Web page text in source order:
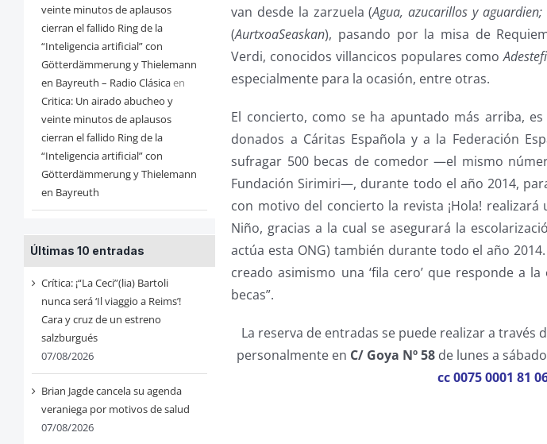
veinte minutos de aplausos
cierran el fallido Ring de la
“Inteligencia artificial” con
Götterdämmerung y Thielemann
en Bayreuth – Radio Clásicaen
Critica: Un airado abucheo y
veinte minutos de aplausos
cierran el fallido Ring de la
“Inteligencia artificial” con
Götterdämmerung y Thielemann
en Bayreuth
Últimas 10 entradas
Crítica: ¡“La Ceci”(lia) Bartoli
nunca será ‘Il viaggio a Reims’!
Cara y cruz de un estreno
salzburgués
07/08/2026
Brian Jagde cancela su agenda
veraniega por motivos de salud
07/08/2026
van desde la zarzuela (Agua, azucarillos y aguardien;
(AurtxoaSeaskan), pasando por la misa de
Verdi, conocidos villancicos populares como
especialmente para la ocasión, entre otras.
El concierto, como se ha apuntado más arriba,
donados a Cáritas Española y a la Federación
sufragar 500 becas de comedor —el mismo
Fundación Sirimiri—, durante todo el año 2014,
con motivo del concierto la revista ¡Hola!
Niño, gracias a la cual se asegurará la
actúa esta ONG) también durante todo el año
creado asimismo una ‘fila cero’ que responde a
becas”.
La reserva de entradas se puede realizar a través
personalmente en C/ Goya Nº 58de lunes a
cc 0075 0001 81